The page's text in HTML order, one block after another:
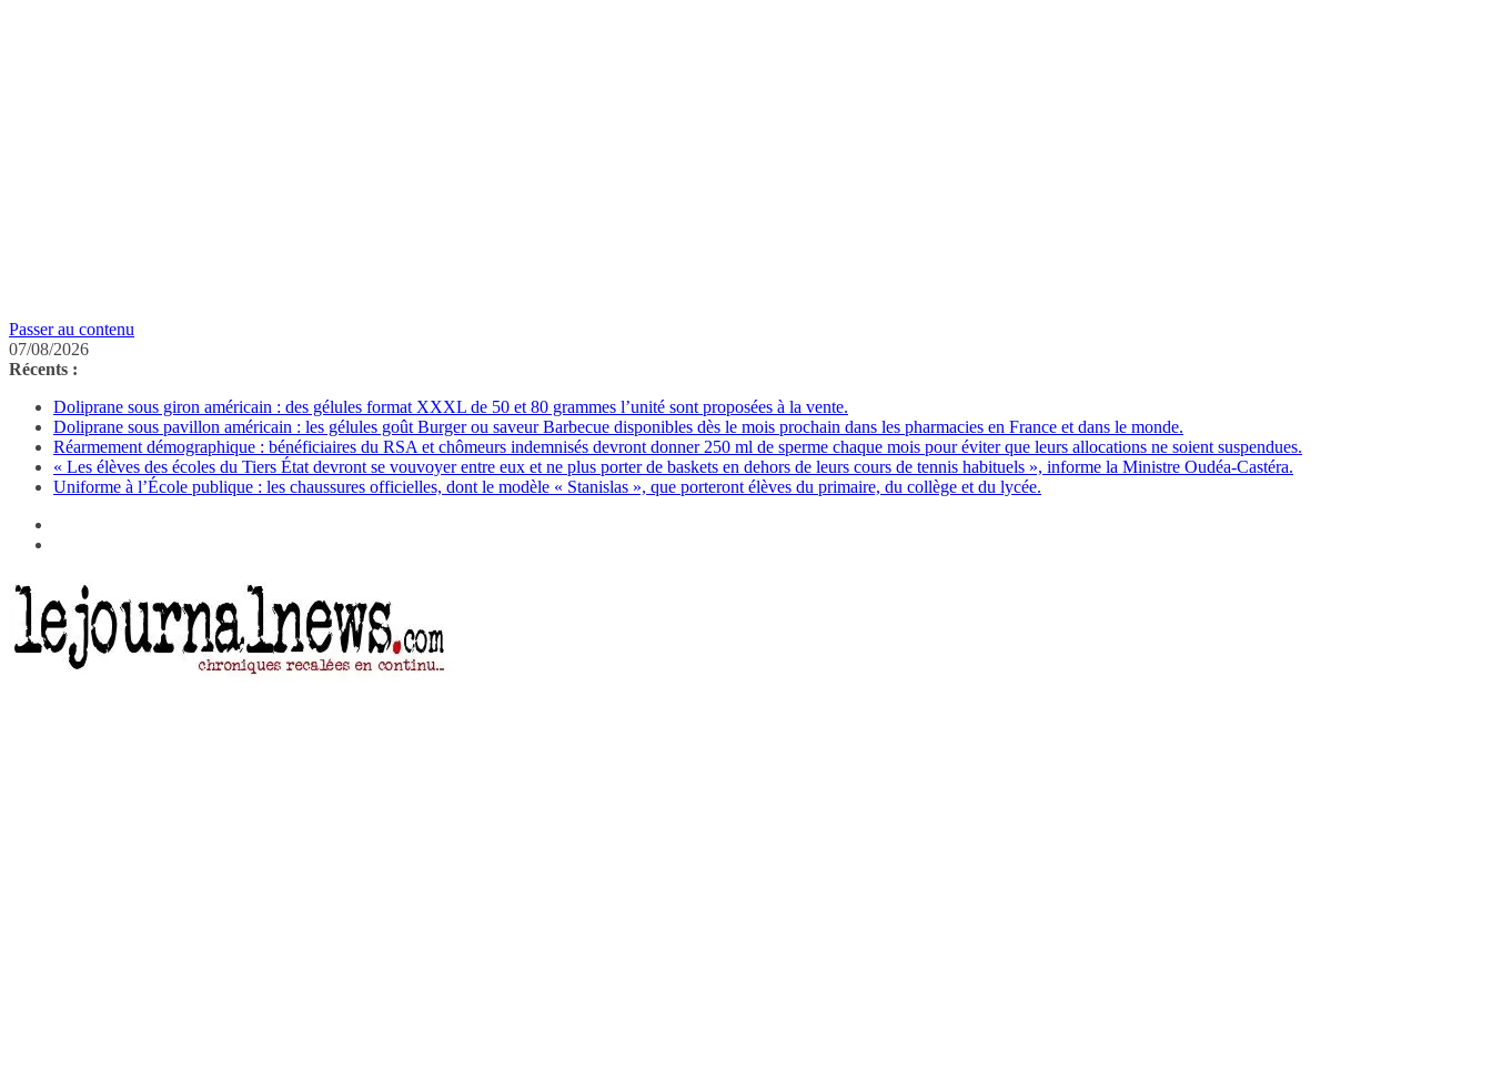
Passer au contenu
07/08/2026
Récents :
Doliprane sous giron américain : des gélules format XXXL de 50 et 80 grammes l’unité sont proposées à la vente.
Doliprane sous pavillon américain : les gélules goût Burger ou saveur Barbecue disponibles dès le mois prochain dans les pharmacies en France et dans le monde.
Réarmement démographique : bénéficiaires du RSA et chômeurs indemnisés devront donner 250 ml de sperme chaque mois pour éviter que leurs allocations ne soient suspendues.
« Les élèves des écoles du Tiers État devront se vouvoyer entre eux et ne plus porter de baskets en dehors de leurs cours de tennis habituels », informe la Ministre Oudéa-Castéra.
Uniforme à l’École publique : les chaussures officielles, dont le modèle « Stanislas », que porteront élèves du primaire, du collège et du lycée.